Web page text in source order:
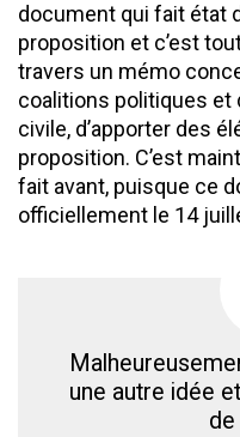
document qui fait état
proposition et c’est
travers un mémo
coalitions politiques et
civile, d’apporter des
proposition. C’est
fait avant, puisque ce
officiellement le 14
une autre idée